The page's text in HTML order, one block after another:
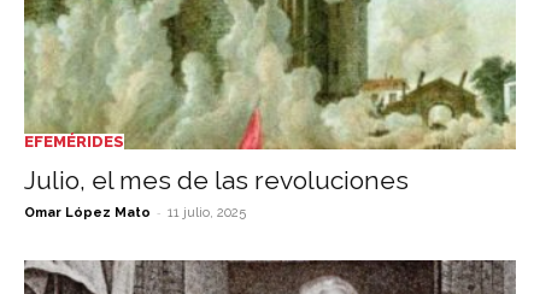
EFEMÉRIDES
Julio, el mes de las revoluciones
Omar López Mato - 11 julio, 2025